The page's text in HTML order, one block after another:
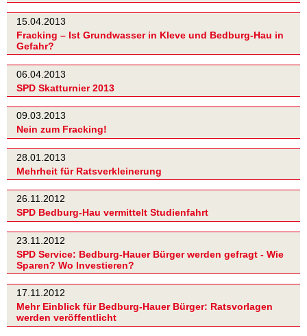
15.04.2013
Fracking – Ist Grundwasser in Kleve und Bedburg-Hau in
Gefahr?
06.04.2013
SPD Skatturnier 2013
09.03.2013
Nein zum Fracking!
28.01.2013
Mehrheit für Ratsverkleinerung
26.11.2012
SPD Bedburg-Hau vermittelt Studienfahrt
23.11.2012
SPD Service: Bedburg-Hauer Bürger werden gefragt - Wie
Sparen? Wo Investieren?
17.11.2012
Mehr Einblick für Bedburg-Hauer Bürger: Ratsvorlagen
werden veröffentlicht